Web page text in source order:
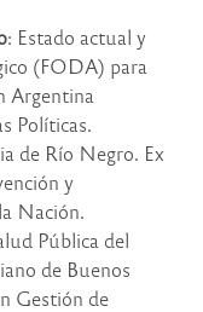
: Estado actual y
(FODA) para
Argentina
Políticas.
de Río Negro. Ex
y
Nación.
Pública del
de Buenos
Gestión de